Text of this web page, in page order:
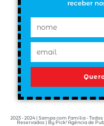
receber
2023 - 2024 | Sampa com Família -
Reservados | By Pick! Agência de